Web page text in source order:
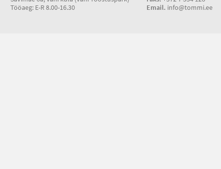
Tööaeg: E-R 8.00-16.30
Email. info@tommi.ee